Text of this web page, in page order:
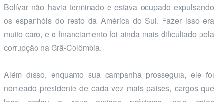
Bolívar não havia terminado e estava ocupado expulsando
os espanhóis do resto da América do Sul. Fazer isso era
muito caro, e o financiamento foi ainda mais dificultado pela
corrupção na Grã-Colômbia.
Além disso, enquanto sua campanha prosseguia, ele foi
nomeado presidente de cada vez mais países, cargos que